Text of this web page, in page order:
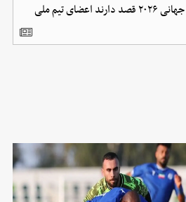
مسئولان برگزاری مسابقات جام جهانی ۲۰۲۶ قصد دارند اعضای تیم ملی